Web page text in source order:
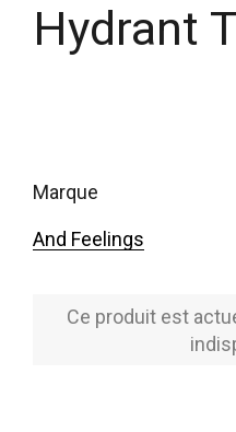
Hydrant
marque
And Feelings
Ce produit est